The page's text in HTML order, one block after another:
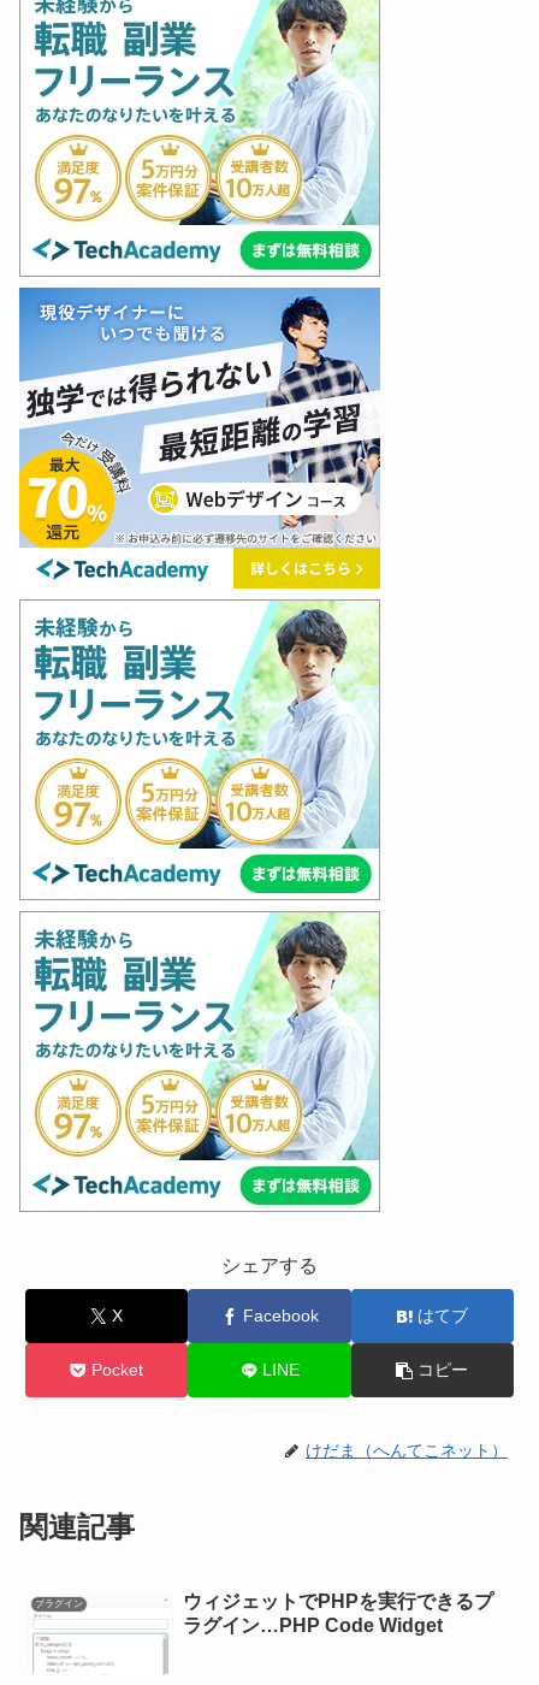
シェアする
X Facebook はてブ
Pocket LINE コピー
けだま（へんてこネット）
関連記事
プラグイン
ウィジェットでPHPを実行できるプ
ラグイン…PHP Code Widget